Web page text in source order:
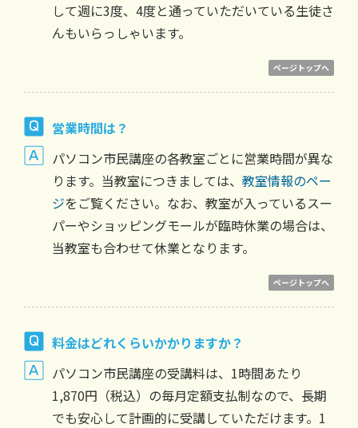
して週に3度、4度と通っていただいている生徒さ
んもいらっしゃいます。
ページトップへ
営業時間は？
パソコン市民講座の各教室ごとに営業時間が異な
ります。当教室につきましては、 教室情報のペー
ジをご覧ください。なお、教室が入っているスー
パーやショッピングモールが臨時休業の場合は、
当教室も合わせて休業となります。
ページトップへ
料金はどれくらいかかりますか？
パソコン市民講座の受講料は、1時間あたり
1,870円（税込）の毎月定額支払制なので、長期
でも安心して計画的に受講していただけます。1